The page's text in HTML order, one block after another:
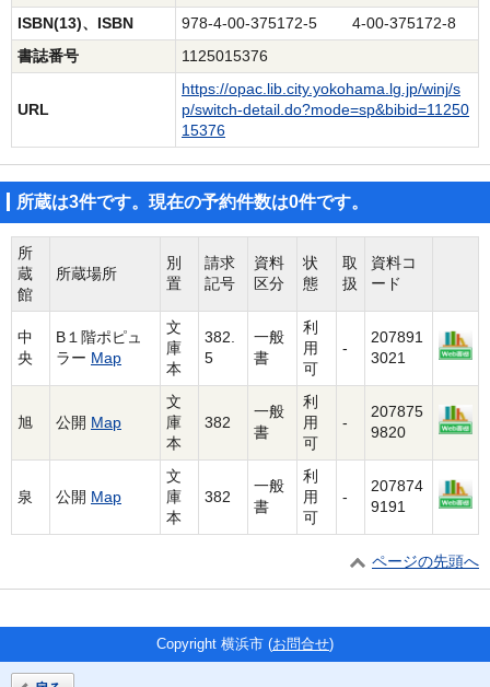
ISBN(13)、ISBN
978-4-00-375172-5 4-00-375172-8
書誌番号
1125015376
URL
https://opac.lib.city.yokohama.lg.jp/winj/s
p/switch-detail.do?mode=sp&bibid=11250
15376
所蔵は3件です。現在の予約件数は0件です。
所
蔵
館
所蔵場所
別
置
請求
記号
資料
区分
状
態
取
扱
資料コ
ード
中
央
B１階ポピュ
ラー Map
文
庫
本
382.
5
一般
書
利
用
可
-
207891
3021
旭 公開 Map
文
庫
本
382
一般
書
利
用
可
-
207875
9820
泉 公開 Map
文
庫
本
382
一般
書
利
用
可
-
207874
9191
ページの先頭へ
Copyright 横浜市 (お問合せ)